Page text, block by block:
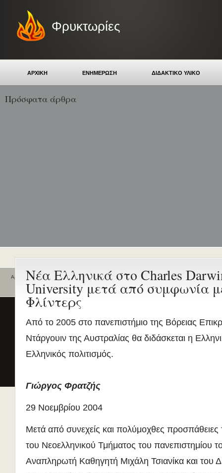
Φρυκτωρίες
ΑΡΧΙΚΗ ΕΝΗΜΕΡΩΣΗ ΔΙΔΑΚΤΙΚΟ ΥΛΙΚΟ
Πρόσφατα άρθρα
Νέα Ελληνικά στο Charles
University μετά από συμφωνία
Φλίντερς
Από το 2005 στο πανεπιστήμιο της Βόρειας
Ντάργουιν της Αυστραλίας θα διδάσκεται η
Ελληνικός πολιτισμός.
Γιώργος Φρατζής
29 Νοεμβρίου 2004
Μετά από συνεχείς και πολύμοχθες
του Νεοελληνικού Τμήματος του πανεπιστημίου
Αναπληρωτή Καθηγητή Μιχάλη Τσιανίκα και του
Αρχική
Ποιοι είναι εδώ
Είναι εδώ αυτή τη στιγμή
Ενεργά θέματα
συζήτησης
Δεύτερης/Ξένης Γλώσσας
(Εξ Αποστάσεως) από το Παν/
περισσότερα